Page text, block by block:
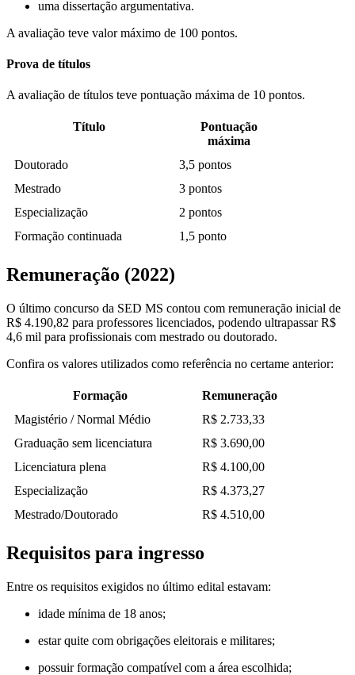
uma dissertação argumentativa.
A avaliação teve valor máximo de 100 pontos.
Prova de títulos
A avaliação de títulos teve pontuação máxima de 10 pontos.
Título
Pontuação
máxima
Doutorado
3,5 pontos
Mestrado
3 pontos
Especialização
2 pontos
Formação continuada
1,5 ponto
Remuneração (2022)
O último concurso da SED MS contou com remuneração inicial de
R$ 4.190,82 para professores licenciados, podendo ultrapassar R$
4,6 mil para profissionais com mestrado ou doutorado.
Confira os valores utilizados como referência no certame anterior:
Formação
Remuneração
Magistério / Normal Médio
R$ 2.733,33
Graduação sem licenciatura
R$ 3.690,00
Licenciatura plena
R$ 4.100,00
Especialização
R$ 4.373,27
Mestrado/Doutorado
R$ 4.510,00
Requisitos para ingresso
Entre os requisitos exigidos no último edital estavam:
idade mínima de 18 anos;
estar quite com obrigações eleitorais e militares;
possuir formação compatível com a área escolhida;